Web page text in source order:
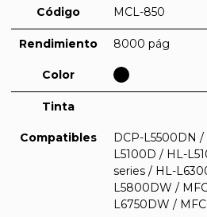
Código MCL-850
Rendimiento 8000 pág
Color
Tinta
Compatibles
DCP-L5500DN
L5100D / HL-
series / HL-
L5800DW /
L6750DW /